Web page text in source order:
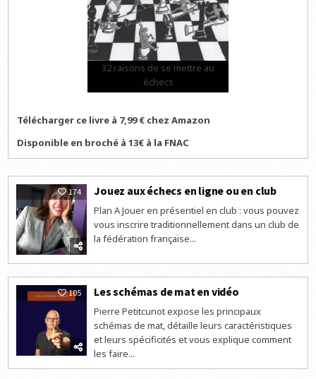
32 raisons de se mettre au
échecs
Télécharger ce livre à 7,99 € chez Amazon
Disponible en broché à 13€ à la FNAC
174 Jouez aux échecs en ligne ou en club
Plan A Jouer en présentiel en club : vous pouvez
vous inscrire traditionnellement dans un club de
la fédération française...
105 Les schémas de mat en vidéo
Pierre Petitcunot expose les principaux
schémas de mat, détaille leurs caractéristiques
et leurs spécificités et vous explique comment
les faire...